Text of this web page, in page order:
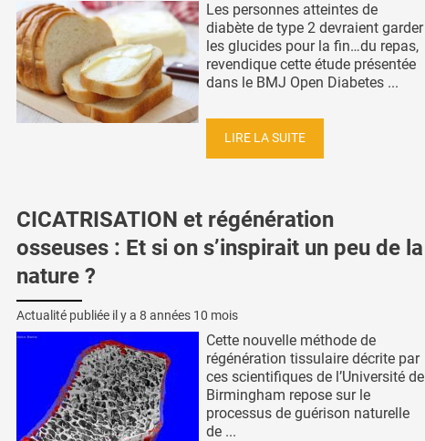
Les personnes atteintes de
diabète de type 2 devraient garder
les glucides pour la fin…du repas,
revendique cette étude présentée
dans le BMJ Open Diabetes ...
LIRE LA SUITE
CICATRISATION et régénération
osseuses : Et si on s’inspirait un peu de la
nature ?
Actualité publiée il y a 8 années 10 mois
Cette nouvelle méthode de
régénération tissulaire décrite par
ces scientifiques de l’Université de
Birmingham repose sur le
processus de guérison naturelle
de ...